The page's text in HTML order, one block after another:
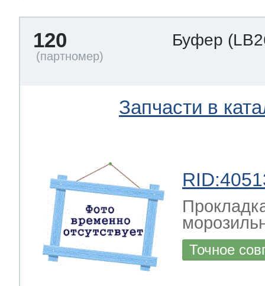
120 Буфер
Запчасти в
Точное